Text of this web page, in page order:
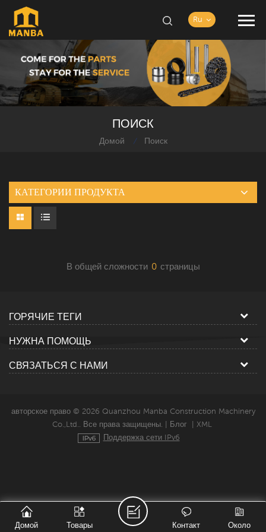
Ru
ПОИСК
Домой / Поиск
КАТЕГОРИИ ПРОДУКТА
В общей сложности 0 страницы
ГОРЯЧИЕ ТЕГИ
НУЖНА ПОМОЩЬ
СВЯЗАТЬСЯ С НАМИ
авторское право © 2026 Quanzhou Manba Construction Machinery
Co.,Ltd.. Все права защищены. |
Блог
XML
Поддержка сети IPv6
Домой Товары Около
Контакт